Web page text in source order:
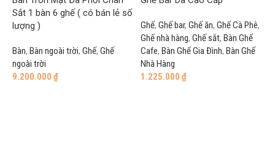
Sắt 1 bàn 6 ghế ( có bán lẻ số
lượng )
Bàn, Bàn ngoài trời, Ghế, Ghế
ngoài trời
9.200.000 ₫
Ghế, Ghế bar, Ghế ăn, Ghế Cà Phê,
Ghế nhà hàng, Ghế sắt, Bàn Ghế
Cafe, Bàn Ghế Gia Đình, Bàn Ghế
Nhà Hàng
1.225.000 ₫